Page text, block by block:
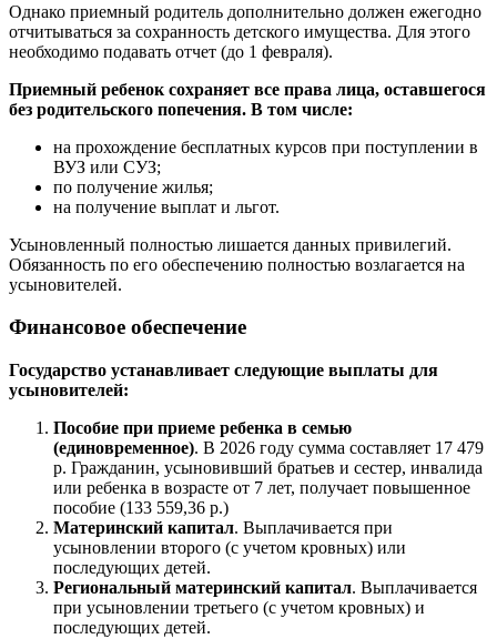
Однако приемный родитель дополнительно должен ежегодно
отчитываться за сохранность детского имущества. Для этого
необходимо подавать отчет (до 1 февраля).
Приемный ребенок сохраняет все права лица, оставшегося
без родительского попечения. В том числе:
на прохождение бесплатных курсов при поступлении в
ВУЗ или СУЗ;
по получение жилья;
на получение выплат и льгот.
Усыновленный полностью лишается данных привилегий.
Обязанность по его обеспечению полностью возлагается на
усыновителей.
Финансовое обеспечение
Государство устанавливает следующие выплаты для
усыновителей:
Пособие при приеме ребенка в семью
(единовременное). В 2026 году сумма составляет 17 479
р. Гражданин, усыновивший братьев и сестер, инвалида
или ребенка в возрасте от 7 лет, получает повышенное
пособие (133 559,36 р.)
Материнский капитал. Выплачивается при
усыновлении второго (с учетом кровных) или
последующих детей.
Региональный материнский капитал. Выплачивается
при усыновлении третьего (с учетом кровных) и
последующих детей.